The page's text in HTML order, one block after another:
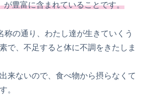
が豊富に含まれていることです。
称の通り、わたし達が生きていくう
で、不足すると体に不調をきたしま
来ないので、食べ物から摂らなくて
。